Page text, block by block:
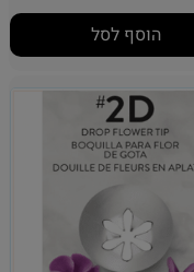
הוסף לסל